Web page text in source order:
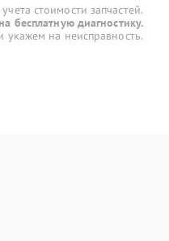
стоимости запчастей.
бесплатную диагностику.
на неисправность.